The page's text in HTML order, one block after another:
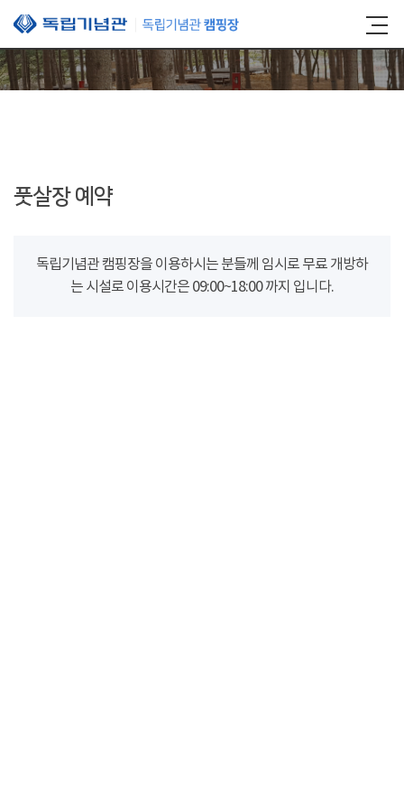
본문 바로가기
풋살장 예약
독립기념관 캠핑장을 이용하시는 분들께 임시로 무료 개방하
는 시설로 이용시간은 09:00~18:00 까지 입니다.